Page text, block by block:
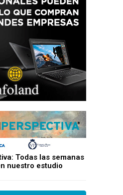
Todas las semanas
nuestro estudio